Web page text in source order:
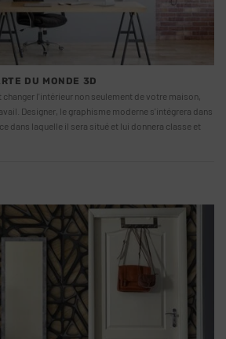
DU MONDE 3D
l'intérieur non seulement de votre maison,
Designer, le graphisme moderne s'intégrera dans
dans laquelle il sera situé et lui donnera classe et